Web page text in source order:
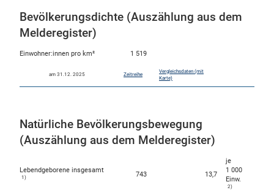
Bevölkerungsdichte (Auszählung aus dem
Melderegister)
Einwohner:innen pro km² 1 519
am 31.12. 2025 Zeitreihe
Vergleichsdaten (mit
Karte)
Natürliche Bevölkerungsbewegung
(Auszählung aus dem Melderegister)
Lebendgeborene insgesamt
1) 743 13,7
je
1 000
Einw.
2)